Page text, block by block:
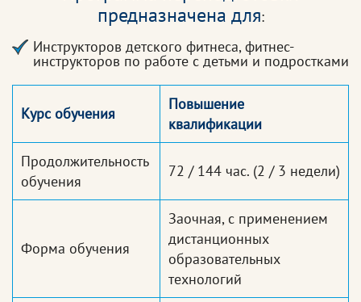
предназначена для:
Инструкторов детского фитнеса, фитнес-
инструкторов по работе с детьми и подростками
Курс обучения
Повышение
квалификации
Продолжительность
обучения
72 / 144 час. (2 / 3 недели)
Форма обучения
Заочная, с применением
дистанционных
образовательных
технологий